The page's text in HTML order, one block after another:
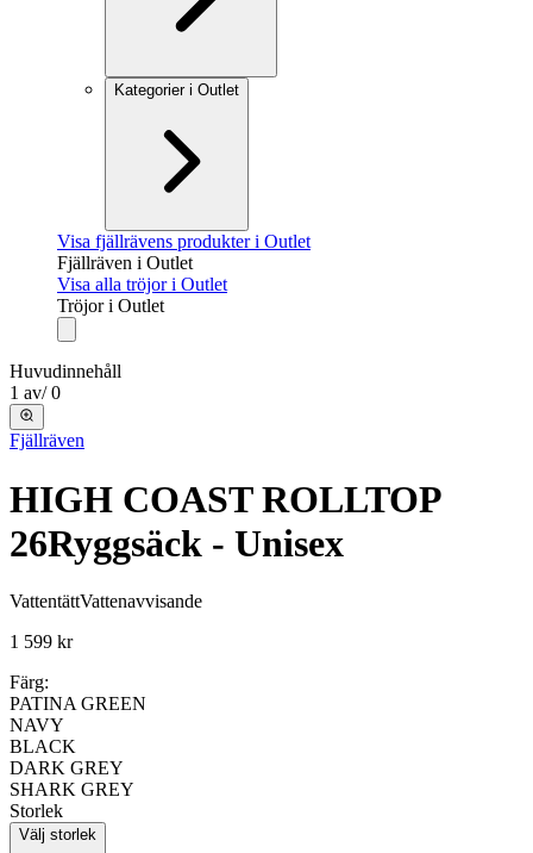
Kategorier i Outlet
Visa fjällrävens produkter i Outlet
Fjällräven i Outlet
Visa alla tröjor i Outlet
Tröjor i Outlet
Huvudinnehåll
1 av/ 0
Fjällräven
HIGH COAST ROLLTOP
26Ryggsäck - Unisex
VattentättVattenavvisande
1 599 kr
Färg:
PATINA GREEN
NAVY
BLACK
DARK GREY
SHARK GREY
Storlek
Välj storlek